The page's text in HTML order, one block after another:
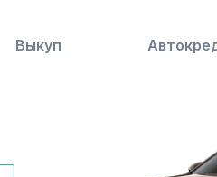
Выкуп